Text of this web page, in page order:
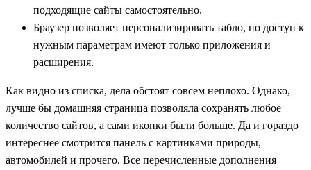
подходящие сайты самостоятельно.
Браузер позволяет персонализировать табло, но доступ к
нужным параметрам имеют только приложения и
расширения.
Как видно из списка, дела обстоят совсем неплохо. Однако,
лучше бы домашняя страница позволяла сохранять любое
количество сайтов, а сами иконки были больше. Да и гораздо
интереснее смотрится панель с картинками природы,
автомобилей и прочего. Все перечисленные дополнения